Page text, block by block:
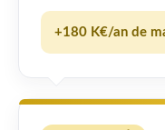
+180 K€/an de